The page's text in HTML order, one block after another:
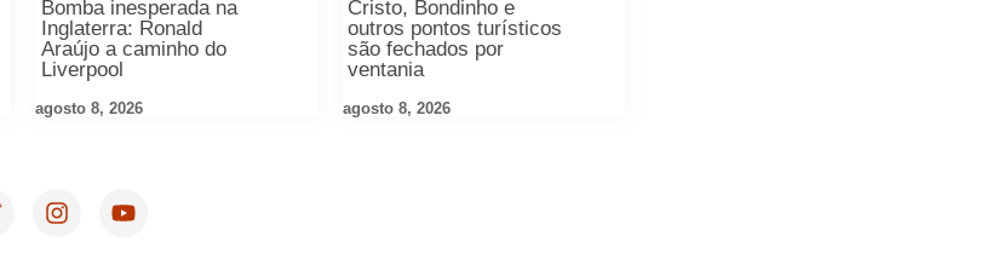
Bomba inesperada na
Inglaterra: Ronald
Araújo a caminho do
Liverpool
agosto 8, 2026
Cristo, Bondinho e
outros pontos turísticos
são fechados por
ventania
agosto 8, 2026